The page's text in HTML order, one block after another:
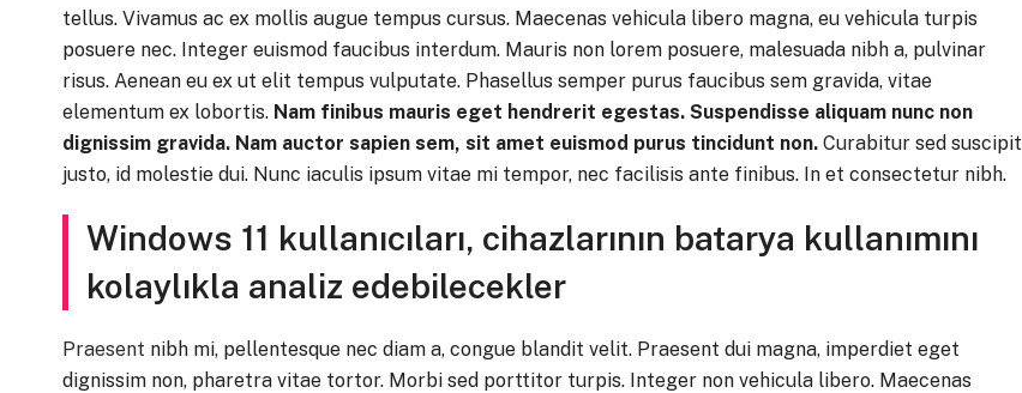
tellus. Vivamus ac ex mollis augue tempus cursus. Maecenas vehicula libero magna, eu vehicula turpis
posuere nec. Integer euismod faucibus interdum. Mauris non lorem posuere, malesuada nibh a, pulvinar
risus. Aenean eu ex ut elit tempus vulputate. Phasellus semper purus faucibus sem gravida, vitae
elementum ex lobortis. Nam finibus mauris eget hendrerit egestas. Suspendisse aliquam nunc non
dignissim gravida. Nam auctor sapien sem, sit amet euismod purus tincidunt non. Curabitur sed suscipit
justo, id molestie dui. Nunc iaculis ipsum vitae mi tempor, nec facilisis ante finibus. In et consectetur nibh.
Windows 11 kullanıcıları, cihazlarının batarya kullanımını
kolaylıkla analiz edebilecekler
Praesent nibh mi, pellentesque nec diam a, congue blandit velit. Praesent dui magna, imperdiet eget
dignissim non, pharetra vitae tortor. Morbi sed porttitor turpis. Integer non vehicula libero. Maecenas